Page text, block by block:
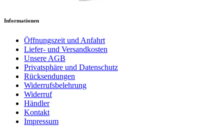
Informationen
Öffnungszeit und Anfahrt
Liefer- und Versandkosten
Unsere AGB
Privatsphäre und Datenschutz
Rücksendungen
Widerrufsbelehrung
Widerruf
Händler
Kontakt
Impressum